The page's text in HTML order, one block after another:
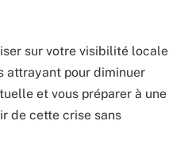
sur votre visibilité locale
attrayant pour diminuer
et vous préparer à une
de cette crise sans